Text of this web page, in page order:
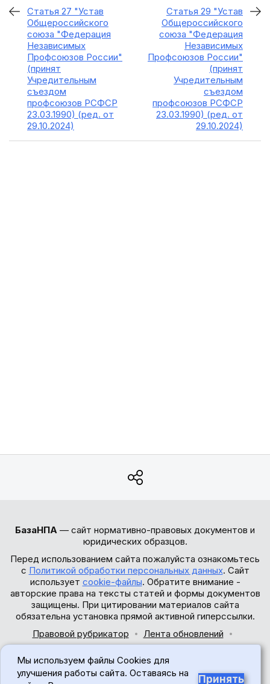
Статья 27 "Устав
Общероссийского
союза "Федерация
Независимых
Профсоюзов России"
(принят
Учредительным
съездом
профсоюзов РСФСР
23.03.1990) (ред. от
29.10.2024)
Статья 29 "Устав
Общероссийского
союза "Федерация
Независимых
Профсоюзов России"
(принят
Учредительным
съездом
профсоюзов РСФСР
23.03.1990) (ред. от
29.10.2024)
БазаНПА — сайт нормативно-правовых документов и
юридических образцов.
Перед использованием сайта пожалуйста ознакомьтесь
с Политикой обработки персональных данных. Сайт
использует cookie-файлы. Обратите внимание -
авторские права на тексты статей и формы документов
защищены. При цитировании материалов сайта
обязательна установка прямой активной гиперссылки.
Правовой рубрикатор
Лента обновлений
© 2017-2026
Мы используем файлы Cookies для
улучшения работы сайта. Оставаясь на
Принять